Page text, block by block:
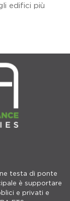
edifici più
testa di ponte
è supportare
e privati e